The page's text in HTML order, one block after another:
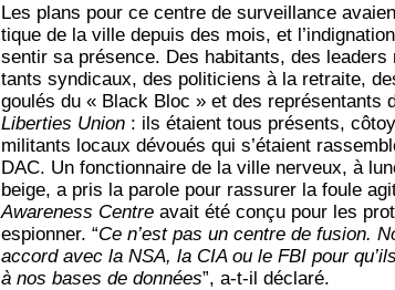
Les plans pour ce centre de sur­veillance
tique de la ville depuis des mois, et
sen­tir sa pré­sence. Des habi­tants, des
tants syn­di­caux, des poli­ti­ciens à la retraite,
gou­lés du « Black Bloc » et des repré­sen­tants
Liber­ties Union: ils étaient tous pré­sents,
mili­tants locaux dévoués qui s’é­taient
DAC. Un fonc­tion­naire de la ville ner­veux, à
beige, a pris la parole pour ras­su­rer la foule
Awa­re­ness Centreavait été conçu pour les
espion­ner. “Ce n’est pas un centre de fusion.
accord avec la NSA, la CIA ou le FBI pour
à nos bases de don­nées”, a‑t-il déclaré.